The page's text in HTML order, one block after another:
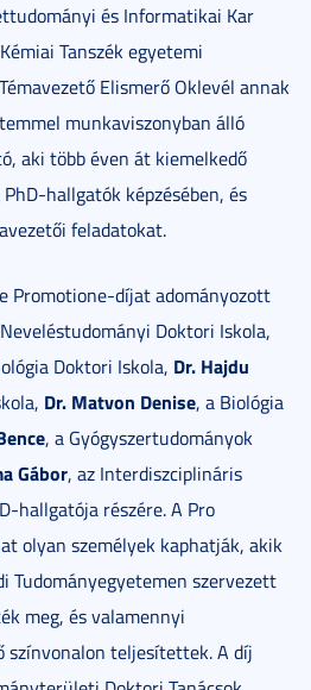
és Informatikai Kar
Tanszék egyetemi
Elismerő Oklevél annak
munkaviszonyban álló
aki több éven át kiemelkedő
hallgatók képzésében, és
feladatokat.
Promotione-díjat adományozott
Doktori Iskola,
Doktori Iskola, Dr. Hajdu
Dr. Matvon Denise, a Biológia
, a Gyógyszertudományok
Gábor, az Interdiszciplináris
hallgatója részére. A Pro
olyan személyek kaphatják, akik
Tudományegyetemen szervezett
meg, és valamennyi
színvonalon teljesítettek. A díj